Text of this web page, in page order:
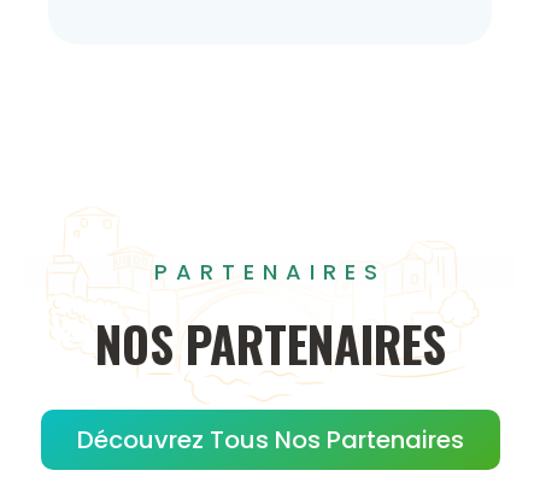
PARTENAIRES
NOS PARTENAIRES
Découvrez Tous Nos Partenaires